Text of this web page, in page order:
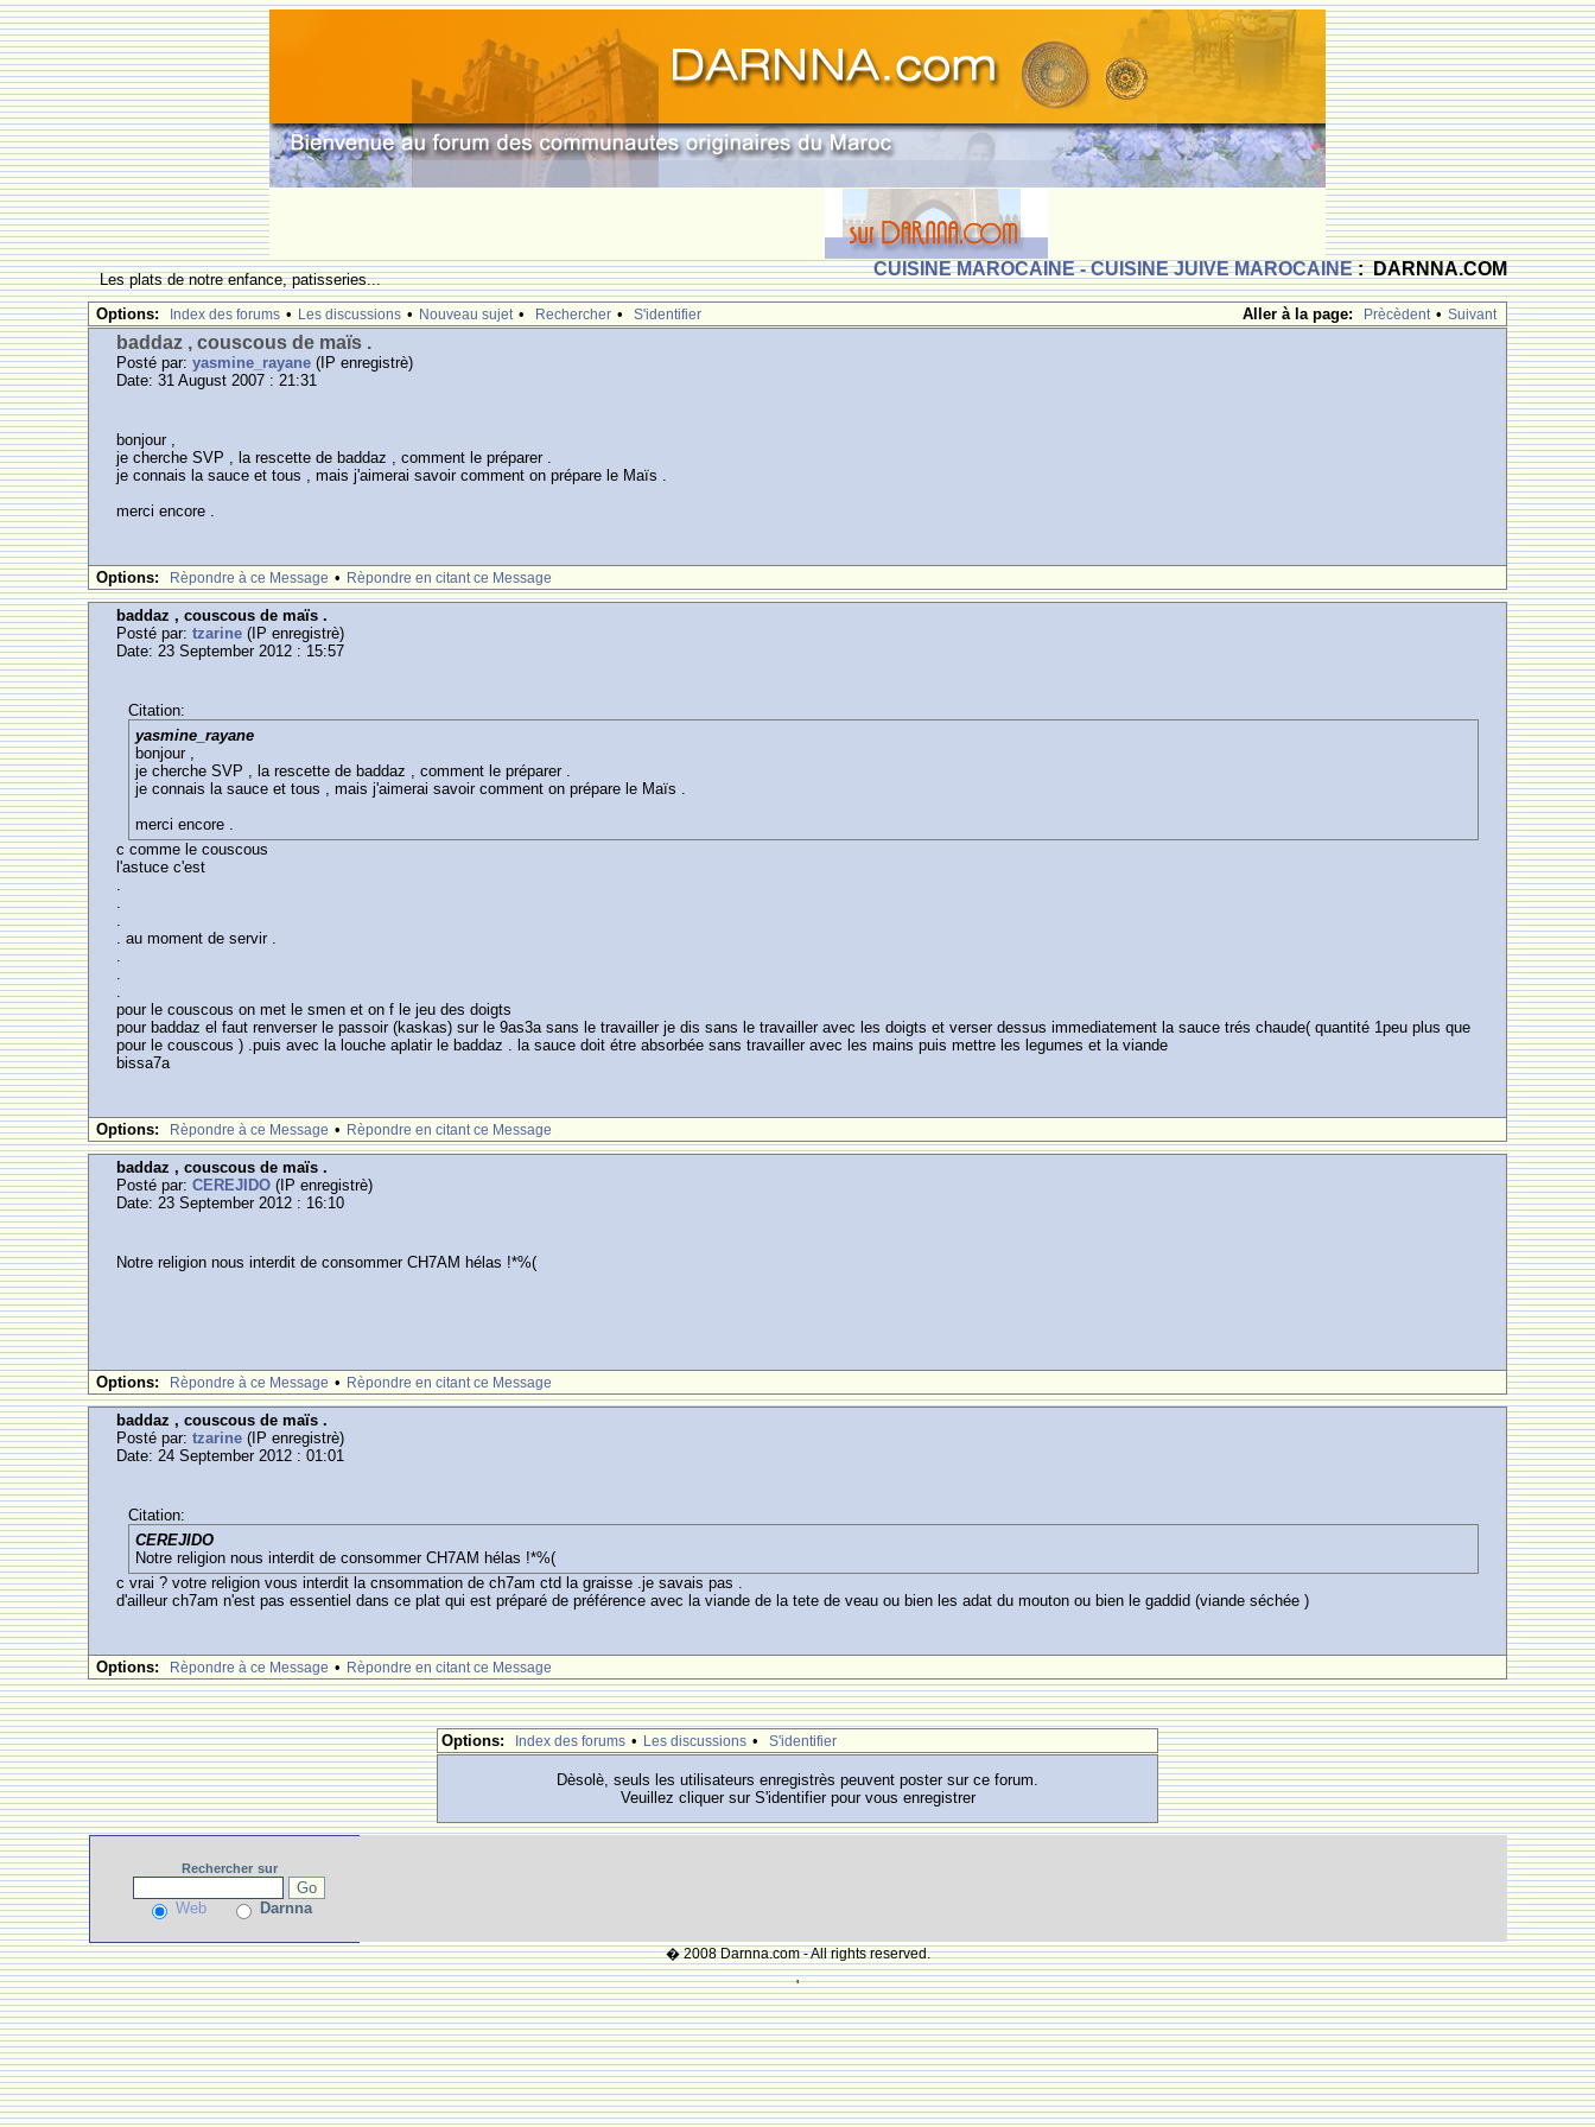
CUISINE MAROCAINE - CUISINE JUIVE MAROCAINE: DARNNA.COM
Les plats de notre enfance, patisseries...
Aller à la page:
Prècèdent • Suivant
Options: Index des forums • Les discussions • Nouveau sujet • Rechercher • S'identifier
baddaz , couscous de maïs .
Posté par:yasmine_rayane (IP enregistrè)
Date: 31 August 2007 : 21:31
bonjour ,
je cherche SVP , la rescette de baddaz , comment le préparer .
je connais la sauce et tous , mais j'aimerai savoir comment on prépare le Maïs .
merci encore .
Options: Rèpondre à ce Message • Rèpondre en citant ce Message
baddaz , couscous de maïs .
Posté par:tzarine (IP enregistrè)
Date: 23 September 2012 : 15:57
Citation:
yasmine_rayane
bonjour ,
je cherche SVP , la rescette de baddaz , comment le préparer .
je connais la sauce et tous , mais j'aimerai savoir comment on prépare le Maïs .
merci encore .
c comme le couscous
l'astuce c'est
.
.
.
. au moment de servir .
.
.
.
pour le couscous on met le smen et on f le jeu des doigts
pour baddaz el faut renverser le passoir (kaskas) sur le 9as3a sans le travailler je dis sans le travailler avec les doigts et verser dessus immediatement la sauce trés chaude( quantité 1peu plus que
pour le couscous ) .puis avec la louche aplatir le baddaz . la sauce doit étre absorbée sans travailler avec les mains puis mettre les legumes et la viande
bissa7a
Options: Rèpondre à ce Message • Rèpondre en citant ce Message
baddaz , couscous de maïs .
Posté par:CEREJIDO (IP enregistrè)
Date: 23 September 2012 : 16:10
Notre religion nous interdit de consommer CH7AM hélas !*%(
Options: Rèpondre à ce Message • Rèpondre en citant ce Message
baddaz , couscous de maïs .
Posté par:tzarine (IP enregistrè)
Date: 24 September 2012 : 01:01
Citation:
CEREJIDO
Notre religion nous interdit de consommer CH7AM hélas !*%(
c vrai ? votre religion vous interdit la cnsommation de ch7am ctd la graisse .je savais pas .
d'ailleur ch7am n'est pas essentiel dans ce plat qui est préparé de préférence avec la viande de la tete de veau ou bien les adat du mouton ou bien le gaddid (viande séchée )
Options: Rèpondre à ce Message • Rèpondre en citant ce Message
Options: Index des forums • Les discussions • S'identifier
Dèsolè, seuls les utilisateurs enregistrès peuvent poster sur ce forum.
Veuillez cliquer sur S'identifier pour vous enregistrer
Rechercher sur
Web Darnna
� 2008 Darnna.com - All rights reserved.
'